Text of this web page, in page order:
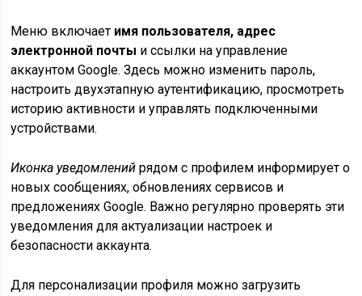
Меню включает имя пользователя, адрес
электронной почты и ссылки на управление
аккаунтом Google. Здесь можно изменить пароль,
настроить двухэтапную аутентификацию, просмотреть
историю активности и управлять подключенными
устройствами.
Иконка уведомлений рядом с профилем информирует о
новых сообщениях, обновлениях сервисов и
предложениях Google. Важно регулярно проверять эти
уведомления для актуализации настроек и
безопасности аккаунта.
Для персонализации профиля можно загрузить